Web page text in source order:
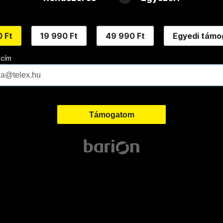
Ft 19 990 Ft 49 990 Ft Egyedi